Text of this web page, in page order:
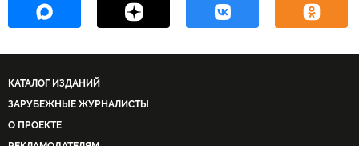
КАТАЛОГ ИЗДАНИЙ
ЗАРУБЕЖНЫЕ ЖУРНАЛИСТЫ
О ПРОЕКТЕ